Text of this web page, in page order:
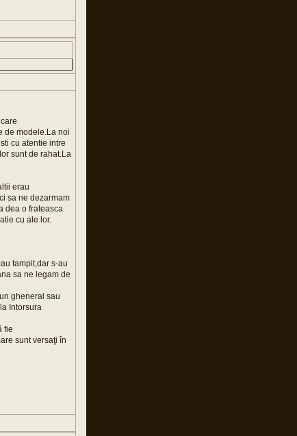
de modele.La noi
cu atentie intre
sunt de rahat.La
erau
sa ne dezarmam
dea o frateasca
cu ale lor.
tampit,dar s-au
sa ne legam de
gheneral sau
Intorsura
fie
sunt versaţi în